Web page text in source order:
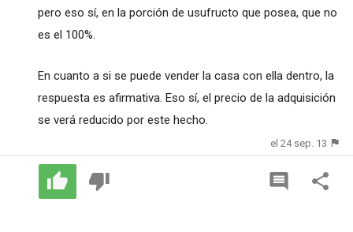
pero eso sí, en la porción de usufructo que posea, que no
es el 100%.
En cuanto a si se puede vender la casa con ella dentro, la
respuesta es afirmativa. Eso sí, el precio de la adquisición
se verá reducido por este hecho.
el 24 sep. 13